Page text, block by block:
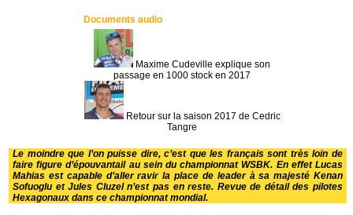
Documents audio
Maxime Cudeville explique son
passage en 1000 stock en 2017
Retour sur la saison 2017 de Cedric
Tangre
Le moindre que l’on puisse dire, c’est que les français sont très loin de
faire figure d’épouvantail au sein du championnat WSBK. En effet Lucas
Mahias est capable d’aller ravir la place de leader à sa majesté Kenan
Sofuoglu et Jules Cluzel n’est pas en reste. Revue de détail des pilotes
Hexagonaux dans ce championnat mondial.